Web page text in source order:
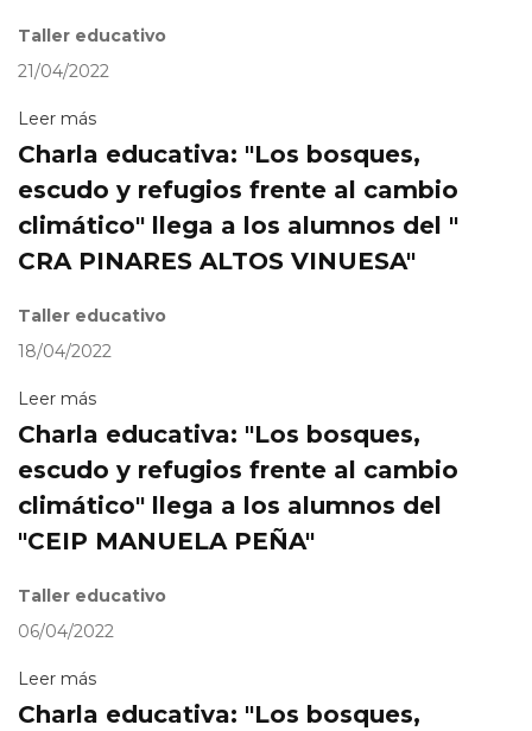
Taller educativo
21/04/2022
Leer más
Charla educativa: "Los bosques,
escudo y refugios frente al cambio
climático" llega a los alumnos del "
CRA PINARES ALTOS VINUESA"
Taller educativo
18/04/2022
Leer más
Charla educativa: "Los bosques,
escudo y refugios frente al cambio
climático" llega a los alumnos del
"CEIP MANUELA PEÑA"
Taller educativo
06/04/2022
Leer más
Charla educativa: "Los bosques,